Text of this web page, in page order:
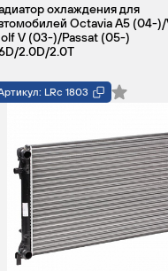
охлаждения для
Octavia A5 (04-
V (03-)/Passat (05-)
2.0D/2.0T
LRc 1803